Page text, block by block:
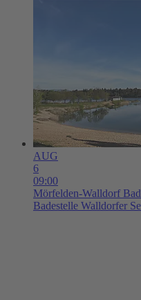
AUG
6
09:00
Mörfelden-Walldorf
Badestelle Walldorfer